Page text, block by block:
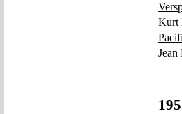
Kurt